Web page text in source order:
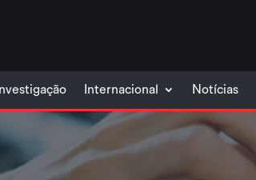
Investigação Internacional Notícias